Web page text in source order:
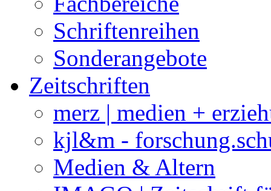
Schriftenreihen
Sonderangebote
Zeitschriften
merz | medien +
kjl&m -
Medien & Altern